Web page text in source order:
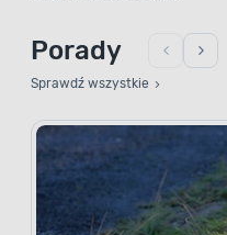
Porady
Sprawdź wszystkie